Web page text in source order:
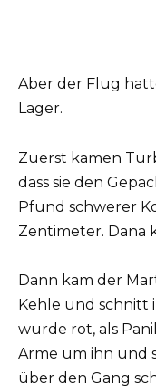
Aber der Flug
Lager.
Zuerst kamen
dass sie den
Pfund schwerer
Zentimeter. Dana
Dann kam der
Kehle und schnitt
wurde rot, als
Arme um ihn und
über den Gang